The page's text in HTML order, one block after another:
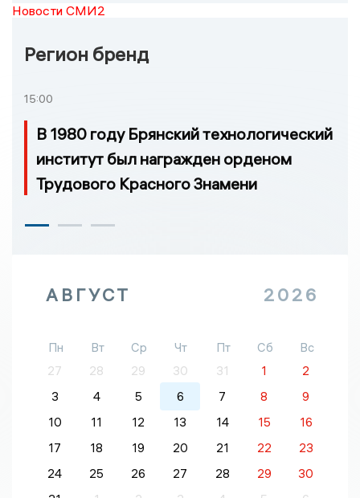
Новости СМИ2
Регион бренд
15:00
В 1980 году Брянский технологический
институт был награжден орденом
Трудового Красного Знамени
АВГУСТ 2026
Пн Вт Ср Чт Пт Сб
Вс
27
28 29 30 31 1
2
3
4 5 6 7 8
9
10
11 12 13 14 15
16
17
18 19 20 21 22
23
24
25 26 27 28 29
30